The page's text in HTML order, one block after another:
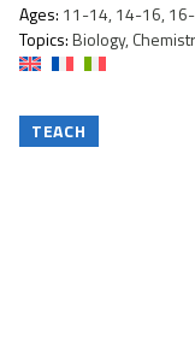
Ages: 11-14, 14-16,
Topics:Biology,
TEACH